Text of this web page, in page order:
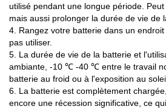
utilisé pendant une longue période.
mais aussi prolonger la durée de vie de
4. Rangez votre batterie dans un
pas utiliser.
5. La durée de vie de la batterie et
ambiante, -10 ℃ -40 ℃ entre le travail
batterie au froid ou à l'exposition au
6. La batterie est complètement
encore une récession significative, ce